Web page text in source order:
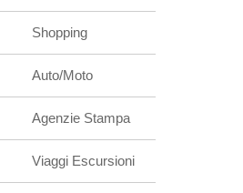
Shopping
Auto/Moto
Agenzie Stampa
Viaggi Escursioni